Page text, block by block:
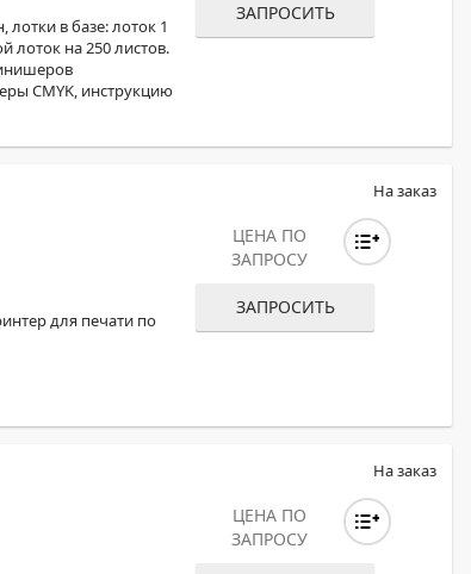
лотки в базе: лоток 1
лоток на 250 листов.
CMYK, инструкцию
ЗАПРОСИТЬ
для печати по
На заказ
ЦЕНА ПО
ЗАПРОСУ
ЗАПРОСИТЬ
На заказ
ЦЕНА ПО
ЗАПРОСУ